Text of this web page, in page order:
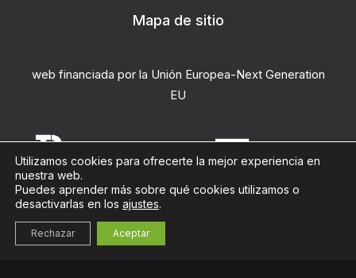
Mapa de sitio
web financiada por la Unión Europea-Next Generation
EU
la docena
Utilizamos cookies para ofrecerte la mejor experiencia en
nuestra web.
Puedes aprender más sobre qué cookies utilizamos o
desactivarlas en los ajustes.
Aceptar
Rechazar